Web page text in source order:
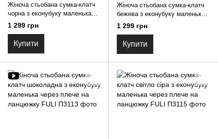
Жіноча стьобана сумка-клатч
чорна з еконубуку маленька
через плече на ланцюжку FULI
1 299 грн
Купити
Жіноча стьобана сумка-клатч
бежева з еконубуку маленька
через плече на ланцюжку FULI
1 299 грн
Купити